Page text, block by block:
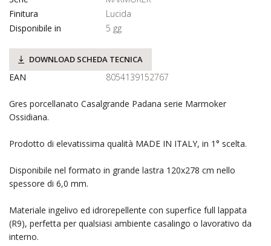
Finitura
Lucida
Disponibile in
5 gg
DOWNLOAD SCHEDA TECNICA
EAN 8054139152767
Gres porcellanato Casalgrande Padana serie Marmoker
Ossidiana.
Prodotto di elevatissima qualità MADE IN ITALY, in 1° scelta.
Disponibile nel formato in grande lastra 120x278 cm nello
spessore di 6,0 mm.
Materiale ingelivo ed idrorepellente con superfice full lappata
(R9), perfetta per qualsiasi ambiente casalingo o lavorativo da
interno.